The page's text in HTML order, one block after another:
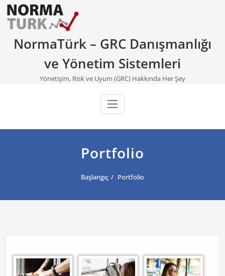
Skip
content
NormaTürk – GRC Danışmanlığı
ve Yönetim Sistemleri
Yönetişim, Risk ve Uyum (GRC) Hakkında Her Şey
Portfolio
Başlangıç Portfolio